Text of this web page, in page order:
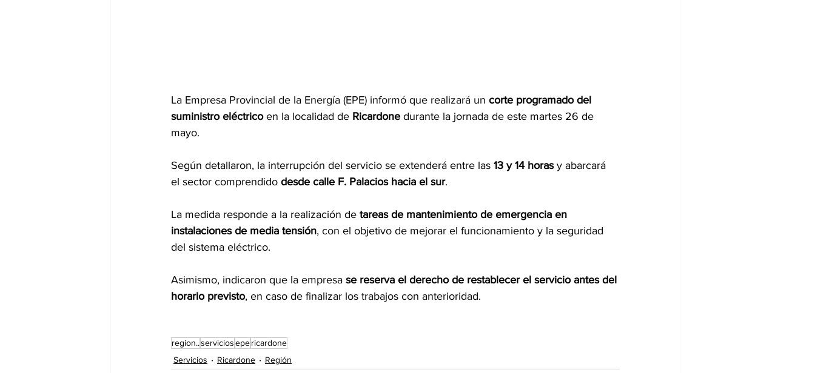
La Empresa Provincial de la Energía (EPE) informó que realizará un corte programado del
suministro eléctrico en la localidad de Ricardone durante la jornada de este martes 26 de
mayo.
Según detallaron, la interrupción del servicio se extenderá entre las 13 y 14 horas y abarcará
el sector comprendido desde calle F. Palacios hacia el sur.
La medida responde a la realización de tareas de mantenimiento de emergencia en
instalaciones de media tensión, con el objetivo de mejorar el funcionamiento y la seguridad
del sistema eléctrico.
Asimismo, indicaron que la empresa se reserva el derecho de restablecer el servicio antes del
horario previsto, en caso de finalizar los trabajos con anterioridad.
region..serviciosepericardone
Servicios
Ricardone Región